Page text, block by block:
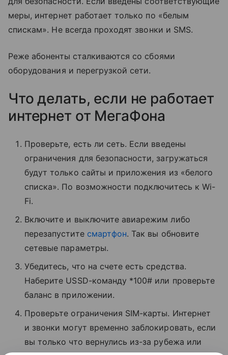
меры, интернет работает только по «белым
спискам». Не всегда проходят звонки и SMS.
Реже абоненты сталкиваются со сбоями
оборудования и перегрузкой сети.
Что делать, если не работает
интернет от МегаФона
Проверьте, есть ли сеть. Если введены
ограничения для безопасности, загружаться
будут только сайты и приложения из «белого
списка». По возможности подключитесь к Wi-
Fi.
Включите и выключите авиарежим либо
перезапустите смартфон. Так вы обновите
сетевые параметры.
Убедитесь, что на счете есть средства.
Наберите USSD-команду *100# или проверьте
баланс в приложении.
Проверьте ограничения SIM-карты. Интернет
и звонки могут временно заблокировать, если
вы только что вернулись из-за рубежа или